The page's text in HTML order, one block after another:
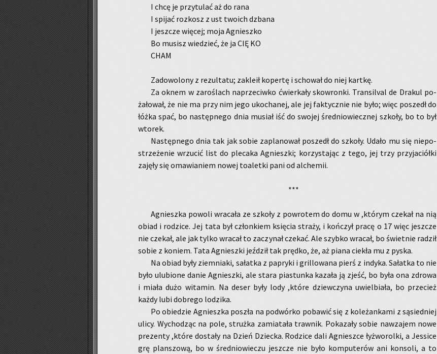
I chcę je przy­tu­lać aż do rana
I spi­jać roz­kosz z ust two­ich dzba­na
I jesz­cze wię­cej; moja Agniesz­ko
Bo mu­sisz wie­dzieć, że ja CIĘ KO
CHAM
Za­do­wo­lo­ny z re­zul­ta­tu; za­kle­ił ko­per­tę i scho­wał do niej kart­kę.
Za oknem w za­ro­ślach na­prze­ciw­ko ćwier­ka­ły skow­ron­ki. Trans­i­lval de Dra­kul po­
ża­ło­wał, że nie ma przy nim jego uko­cha­nej, ale jej fak­tycz­nie nie było; więc po­szedł do
łóżka spać, bo na­stęp­ne­go dnia mu­siał iść do swo­jej śre­dnio­wiecz­nej szko­ły, bo to był
wto­rek.
Na­stęp­ne­go dnia tak jak sobie za­pla­no­wał po­szedł do szko­ły. Udało mu się nie­po­
strze­że­nie wrzu­cić list do ple­ca­ka Agniesz­ki; ko­rzy­sta­jąc z tego, jej trzy przy­ja­ciół­ki
za­ję­ły się oma­wia­niem nowej to­a­let­ki pani od al­che­mii.
***
Agniesz­ka po­wo­li wra­ca­ła ze szko­ły z po­wro­tem do domu w ,któ­rym cze­kał na nią
obiad i ro­dzi­ce. Jej tata był człon­kiem księ­cia stra­ży, i koń­czył pracę o 17 więc jesz­cze
nie cze­kał, ale jak tylko wra­cał to za­czy­nał cze­kać. Ale szyb­ko wra­cał, bo świet­nie ra­dził
sobie z ko­niem. Tata Agniesz­ki jeź­dził tak pręd­ko, że, aż piana cie­kła mu z pyska.
Na obiad były ziem­nia­ki, sa­łat­ka z pa­pry­ki i gril­lo­wa­na pierś z in­dy­ka. Sa­łat­ka to nie
było ulu­bio­ne danie Agniesz­ki, ale stara pia­stun­ka ka­za­ła ją zjeść, bo była ona zdro­wa
i miała dużo wi­ta­min. Na deser były lody ,które dziew­czy­na uwiel­bia­ła, bo prze­cież
każdy lubi do­bre­go lo­dzi­ka.
Po obie­dzie Agniesz­ka po­szła na po­dwór­ko po­ba­wić się z ko­le­żan­ka­mi z są­sied­niej
ulicy. Wy­cho­dząc na pole, struż­ka za­mia­ta­ła traw­nik. Po­ka­za­ły sobie na­wza­jem nowe
pre­zen­ty ,które do­sta­ły na Dzień Dziec­ka. Ro­dzi­ce dali Agniesz­ce łyż­wo­rol­ki, a Jes­si­ce
grę plan­szo­wą, bo w śre­dnio­wie­czu jesz­cze nie było kom­pu­te­rów ani kon­so­li, a to